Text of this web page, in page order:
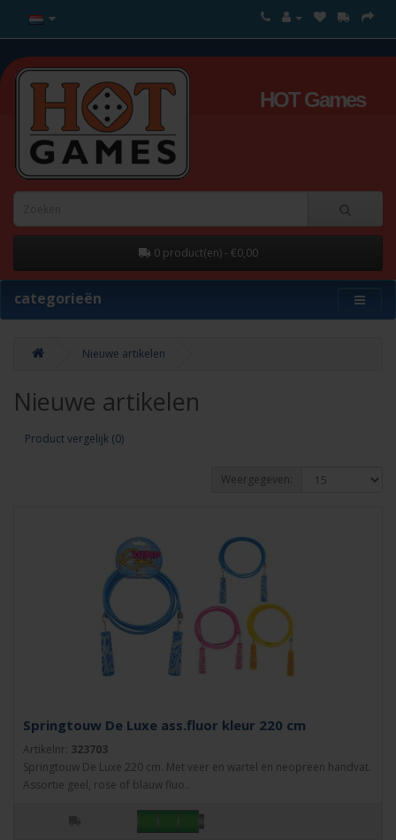
HOT Games
0 product(en) - €0,00
categorieën
Nieuwe artikelen
Nieuwe artikelen
Product vergelijk (0)
Weergegeven:
Springtouw De Luxe ass.fluor kleur 220 cm
Artikelnr: 323703
Springtouw De Luxe 220 cm. Met veer en wartel en neopreen handvat.
Assortie geel, rose of blauw fluo..